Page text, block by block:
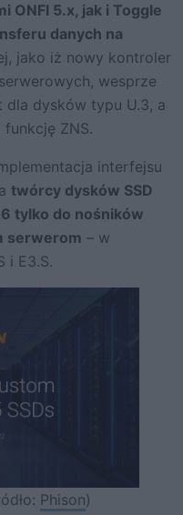
ONFI 5.x, jak i Toggle
danych na
jako iż nowy kontroler
wesprze
dla dysków typu U.3, a
ZNS.
interfejsu
twórcy dysków SSD
tylko do nośników
serwerom – w
i E3.S.
Phison)